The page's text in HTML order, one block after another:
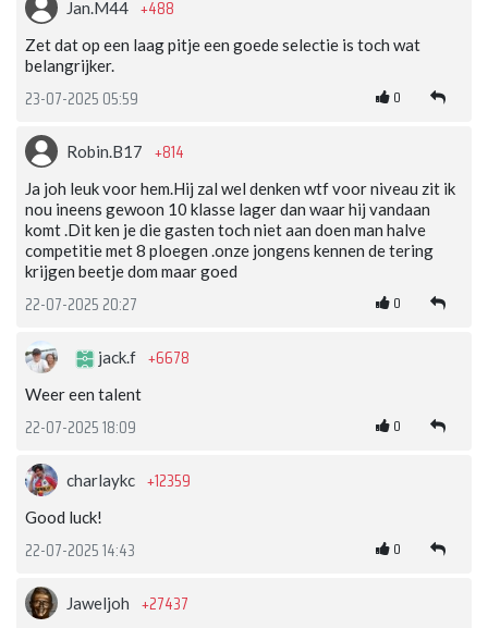
Jan.M44 +488
Zet dat op een laag pitje een goede selectie is toch wat
belangrijker.
23-07-2025 05:59 0
Robin.B17 +814
Ja joh leuk voor hem.Hij zal wel denken wtf voor niveau zit ik
nou ineens gewoon 10 klasse lager dan waar hij vandaan
komt .Dit ken je die gasten toch niet aan doen man halve
competitie met 8 ploegen .onze jongens kennen de tering
krijgen beetje dom maar goed
22-07-2025 20:27 0
jack.f +6678
Weer een talent
22-07-2025 18:09 0
charlaykc +12359
Good luck!
22-07-2025 14:43 0
Jaweljoh +27437